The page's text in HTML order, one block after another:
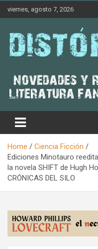
viernes, agosto 7, 2026
Distópolis
Home
Ciencia Ficción
Ediciones Minotauro
la novela SHIFT de Hugh
CRÓNICAS DEL SILO